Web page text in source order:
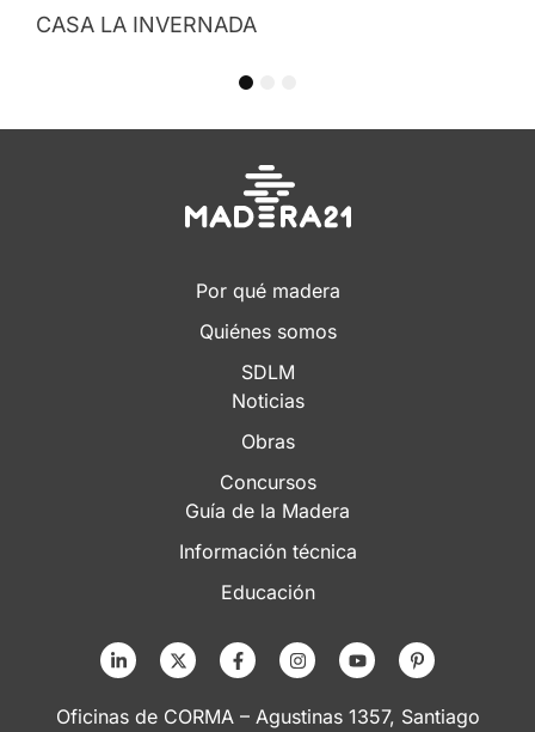
CASA LA INVERNADA
Por qué madera
Quiénes somos
SDLM
Noticias
Obras
Concursos
Guía de la Madera
Información técnica
Educación
Oficinas de CORMA – Agustinas 1357, Santiago